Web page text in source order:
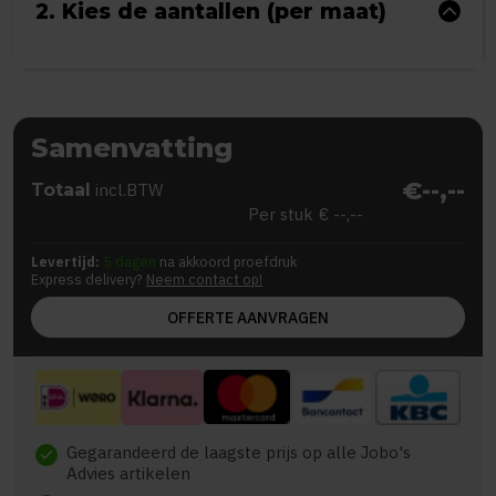
2. Kies de aantallen (per maat)
Samenvatting
Totaal incl.BTW €--,--
Per stuk € --,--
Levertijd: 5 dagen na akkoord proefdruk
Express delivery? Neem contact op!
OFFERTE AANVRAGEN
check Gegarandeerd de laagste prijs op alle Jobo's
Advies artikelen